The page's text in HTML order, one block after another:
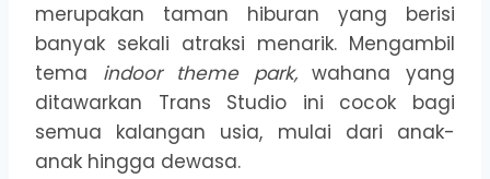
merupakan taman hiburan yang berisi
banyak sekali atraksi menarik. Mengambil
tema indoor theme park,wahana yang
ditawarkan Trans Studio ini cocok bagi
semua kalangan usia, mulai dari anak-
anak hingga dewasa.